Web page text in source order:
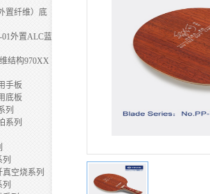
置纤维）底
外置ALC蓝
结构970XX
手板
底板
列
系列
空烧系列